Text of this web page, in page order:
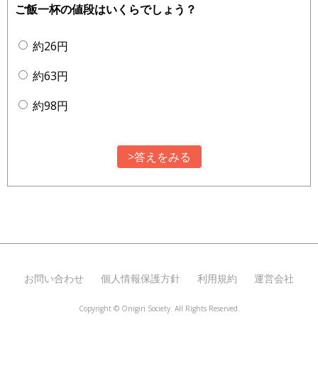
ご飯一杯の値段はいくらでしょう？
約26円
約63円
約98円
>答えをみる
お問い合わせ 個人情報保護方針 利用規約 運営会社
Copyright © Onigiri Society. All Rights Reserved.